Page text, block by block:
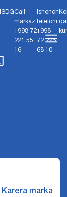
SDGCall
markaz:
+998 72
221 55
16
Ishonch
telefoni:
+998
72 226
68 10
Karera markazi